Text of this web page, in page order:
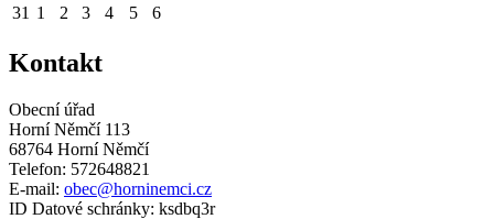
31 1 2 3 4 5 6
Kontakt
Obecní úřad
Horní Němčí 113
68764 Horní Němčí
Telefon: 572648821
E-mail: obec@horninemci.cz
ID Datové schránky: ksdbq3r